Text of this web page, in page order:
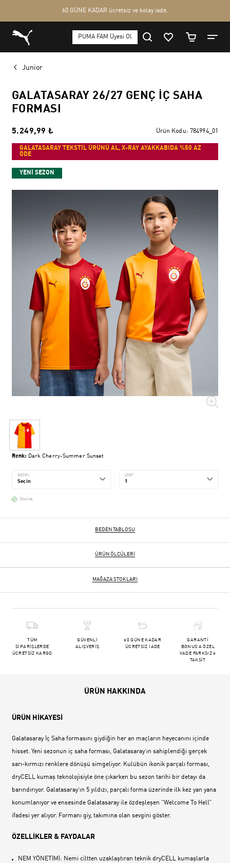
Junior
GALATASARAY 26/27 GENÇ İÇ SAHA
FORMASI
5.249,99 ₺ Ürün Kodu: 784994_01
GALATASARAY TEKSTİL ÜRÜNÜ AL, X-RAY AYAKKABIDA %50 AZ
ÖDE
YENİ SEZON
Renk: Dark Cherry-Summer Sunset
BEDEN ADET
Stokta
BEDEN TABLOSU
ÜRÜN ÖLÇÜLERI
MAĞAZA STOKLARI
TÜM
SİPARİŞLERDE
ÜCRETSİZ KARGO
GÜVENLİ
ALIŞVERİŞ
60 GÜNE KADAR
ÜCRETSİZ İADE
GARANTİ
BONUS'A ÖZEL
VADE FARKSIZ 6
TAKSİT
ÜRÜN HAKKINDA
ÜRÜN HİKAYESİ
Galatasaray İç Saha formasını giydiğin her an maçların heyecanını içinde
hisset. Yeni sezonun iç saha forması, Galatasaray’ın sahiplendiği gerçek
sarı-kırmızı renklere dönüşü simgeliyor. Kulübün ikonik parçalı forması,
dryCELL kumaş teknolojisiyle öne çıkarken bu sezon tarihi bir detayı da
barındırıyor. Galatasaray’ın 5 yıldızı, parçalı forma üzerinde ilk kez yan yana
konumlanıyor ve ensesinde Galatasaray ile özdeşleşen “Welcome To Hell”
ifadesi yer alıyor. Formanı giy, takımına olan sevgini göster.
ÖZELLİKLER & FAYDALAR
NEM YÖNETİMİ: Nemi ciltten uzaklaştıran teknik dryCELL kumaşlarla